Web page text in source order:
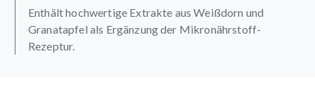
Enthält hochwertige Extrakte aus Weißdorn und
Granatapfel als Ergänzung der Mikronährstoff-
Rezeptur.